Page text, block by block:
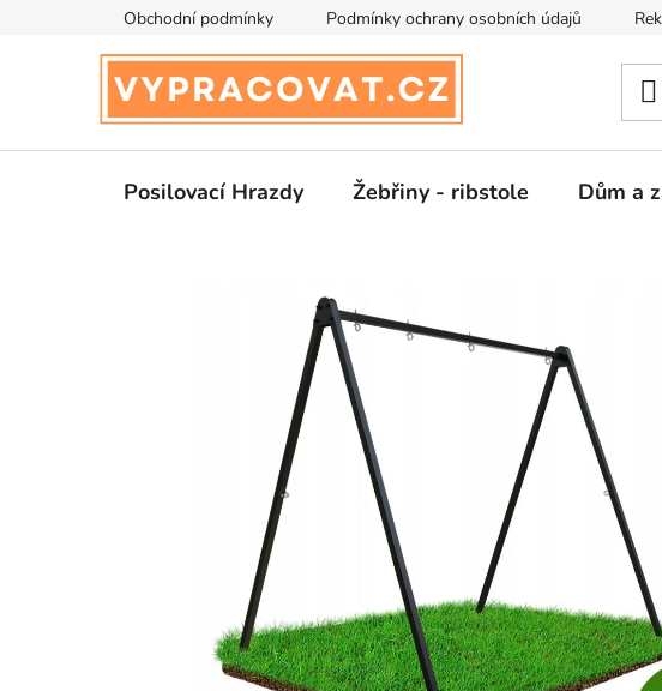
Obchodní podmínky Podmínky ochrany osobních údajů
Posilovací Hrazdy Žebřiny - ribstole Dům a